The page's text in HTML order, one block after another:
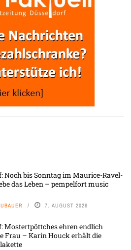
Noch bis Sonntag im Maurice-Ravel-
das Leben – pempelfort music
7. AUGUST 2026
Mostertpöttches ehren endlich
Frau – Karin Houck erhält die